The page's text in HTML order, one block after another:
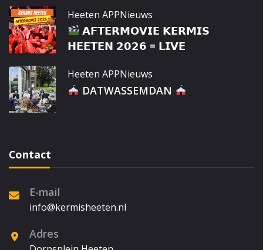
Heeten APPNieuws
𝗔𝗙𝗧𝗘𝗥𝗠𝗢𝗩𝗜𝗘 𝗞𝗘𝗥𝗠𝗜𝗦
𝗛𝗘𝗘𝗧𝗘𝗡 𝟮𝟬𝟮𝟲 = 𝗟𝗜𝗩𝗘
Heeten APPNieuws
DATWASSEMDAN
Contact
E-mail
info@kermisheeten.nl
Adres